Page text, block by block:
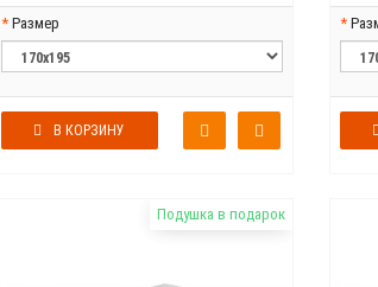
Размер
В КОРЗИНУ
Подушка в подарок